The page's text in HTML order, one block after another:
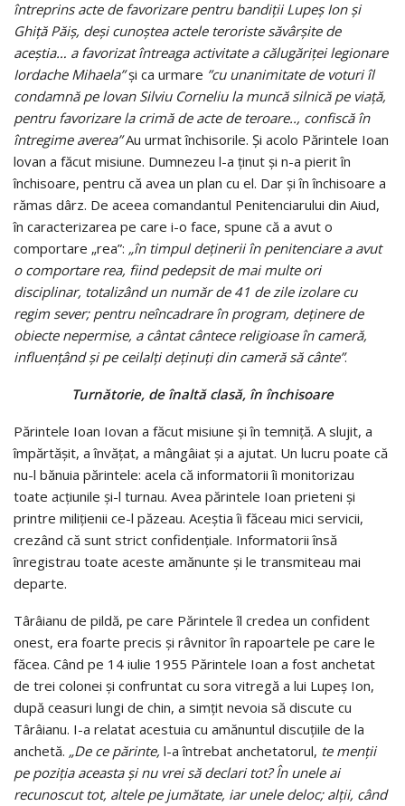
întreprins acte de favorizare pentru bandiţii Lupeș Ion şi
Ghiţă Păiş, deşi cunoştea actele teroriste săvârşite de
aceştia… a favorizat întreaga activitate a călugăriței legionare
Iordache Mihaela”şi ca urmare ”cu unanimitate de voturi îl
condamnă pe lovan Silviu Corneliu la muncă silnică pe viaţă,
pentru favorizare la crimă de acte de teroare.., confiscă în
întregime averea”Au urmat închisorile. Şi acolo Părintele Ioan
lovan a făcut misiune. Dumnezeu l-a ţinut şi n-a pierit în
închisoare, pentru că avea un plan cu el. Dar şi în închisoare a
rămas dârz. De aceea comandantul Penitenciarului din Aiud,
în caracterizarea pe care i-o face, spune că a avut o
comportare „rea”: „în timpul deţinerii în penitenciare a avut
o comportare rea, fiind pedepsit de mai multe ori
disciplinar, totalizând un număr de 41 de zile izolare cu
regim sever; pentru neîncadrare în program, deţinere de
obiecte nepermise, a cântat cântece religioase în cameră,
influenţând şi pe ceilalţi deţinuţi din cameră să cânte”.
Turnătorie, de înaltă clasă, în închisoare
Părintele Ioan Iovan a făcut misiune şi în temniţă. A slujit, a
împărtăşit, a învăţat, a mângâiat şi a ajutat. Un lucru poate că
nu-l bănuia părintele: acela că informatorii îi monitorizau
toate acţiunile şi-l turnau. Avea părintele Ioan prieteni şi
printre miliţienii ce-l păzeau. Aceştia îi făceau mici servicii,
crezând că sunt strict confidenţiale. Informatorii însă
înregistrau toate aceste amănunte şi le transmiteau mai
departe.
Târâianu de pildă, pe care Părintele îl credea un confident
onest, era foarte precis şi râvnitor în rapoartele pe care le
făcea. Când pe 14 iulie 1955 Părintele Ioan a fost anchetat
de trei colonei şi confruntat cu sora vitregă a lui Lupeș Ion,
după ceasuri lungi de chin, a simţit nevoia să discute cu
Târâianu. I-a relatat acestuia cu amănuntul discuţiile de la
anchetă. „De ce părinte, l-a întrebat anchetatorul, te menţii
pe poziţia aceasta şi nu vrei să declari tot? În unele ai
recunoscut tot, altele pe jumătate, iar unele deloc; alţii, când